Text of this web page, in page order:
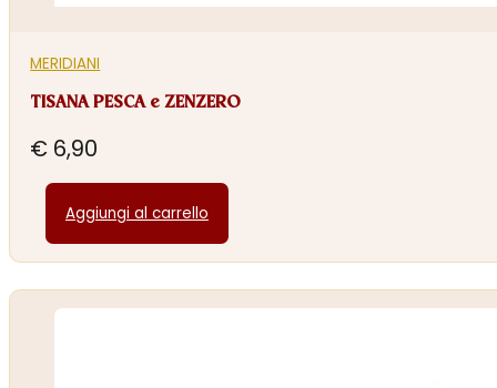
MERIDIANI
TISANA PESCA e ZENZERO
€ 6,90
Aggiungi al carrello